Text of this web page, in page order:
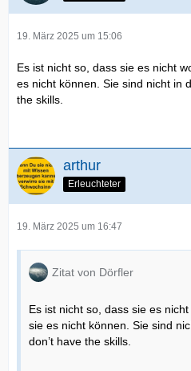
19. März 2025 um 15:06
Es ist nicht so, dass sie es nicht
es nicht können. Sie sind nicht in
the skills.
arthur
Erleuchteter
19. März 2025 um 16:47
Zitat von Dörfler
Es ist nicht so, dass sie es
sie es nicht können. Sie sind
don’t have the skills.